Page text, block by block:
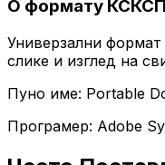
О формату
Универзални
слике и изглед на
Пуно име: Portable
Програмер: Adobe